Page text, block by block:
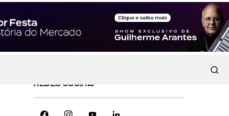
REDES SOCIAIS